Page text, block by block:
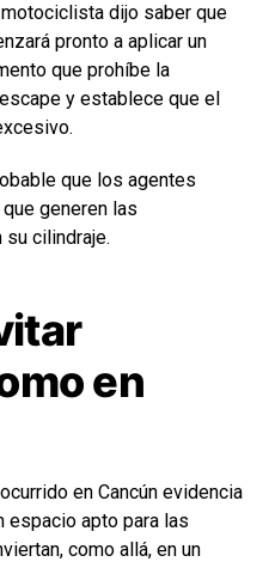
dijo saber que
pronto a aplicar un
que prohíbe la
y establece que el
que los agentes
generen las
cilindraje.
en
en Cancún evidencia
espacio apto para las
como allá, en un